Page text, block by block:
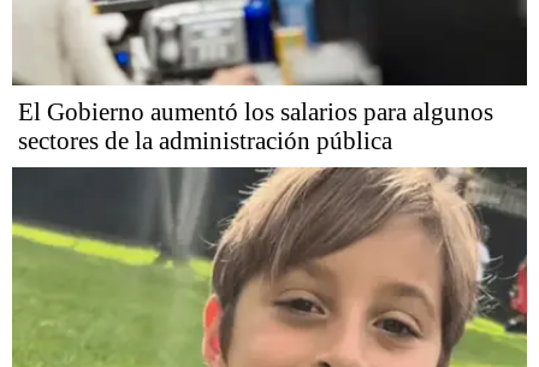
El Gobierno aumentó los salarios para algunos
sectores de la administración pública